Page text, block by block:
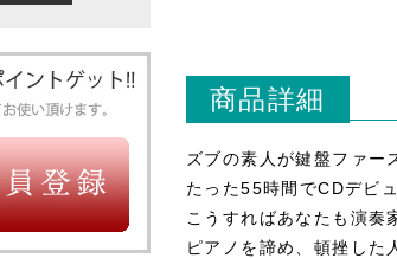
商品詳細
ズブの素人が鍵盤ファー
たった55時間でCDデビ
こうすればあなたも演奏
ピアノを諦め、頓挫した